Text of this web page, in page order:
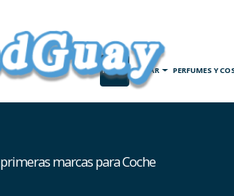
INICIO HOGAR PERFUMES Y
marcas para Coche